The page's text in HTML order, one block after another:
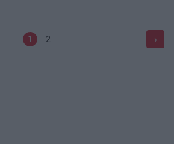
1 2 ›